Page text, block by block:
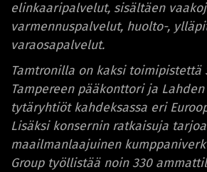
elinkaaripalvelut, sisältäen
varmennuspalvelut, huolto-,
varaosapalvelut.
Tamtronilla on kaksi toimipistettä
Tampereen pääkonttori ja
tytäryhtiöt kahdeksassa eri
Lisäksi konsernin ratkaisuja
maailmanlaajuinen
Group työllistää noin 330